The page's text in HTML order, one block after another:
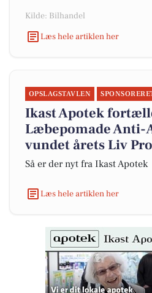
Kilde: Bilhandel
Læs hele artiklen her
OPSLAGSTAVLEN
Ikast Apotek
Læbepomade Anti-
vundet årets Liv
Så er der nyt fra Ikast Apotek
Læs hele artiklen her